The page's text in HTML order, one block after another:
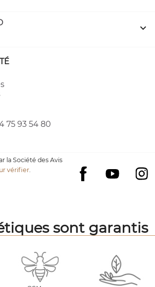

75 93 54 80
Facebook
YouTube
la Société des Avis
vérifier.
sont garantis